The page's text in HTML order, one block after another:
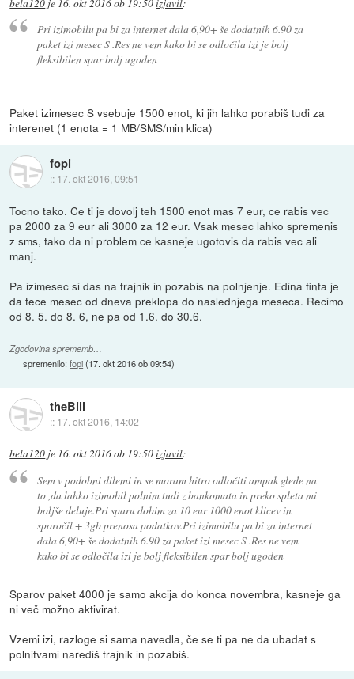
Pri izimobilu pa bi za internet dala 6,90+ še dodatnih 6.90 za
paket izi mesec S .Res ne vem kako bi se odločila izi je bolj
fleksibilen spar bolj ugoden
Paket izimesec S vsebuje 1500 enot, ki jih lahko porabiš tudi za
interenet (1 enota = 1 MB/SMS/min klica)
fopi
:: 17. okt 2016, 09:51
Tocno tako. Ce ti je dovolj teh 1500 enot mas 7 eur, ce rabis vec
pa 2000 za 9 eur ali 3000 za 12 eur. Vsak mesec lahko spremenis
z sms, tako da ni problem ce kasneje ugotovis da rabis vec ali
manj.
Pa izimesec si das na trajnik in pozabis na polnjenje. Edina finta je
da tece mesec od dneva preklopa do naslednjega meseca. Recimo
od 8. 5. do 8. 6, ne pa od 1.6. do 30.6.
Zgodovina sprememb…
spremenilo:fopi(17. okt 2016 ob 09:54)
theBill
:: 17. okt 2016, 14:02
bela120 je 16. okt 2016 ob 19:50izjavil:
Sem v podobni dilemi in se moram hitro odločiti ampak glede na
to ,da lahko izimobil polnim tudi z bankomata in preko spleta mi
boljše deluje.Pri sparu dobim za 10 eur 1000 enot klicev in
sporočil + 3gb prenosa podatkov.Pri izimobilu pa bi za internet
dala 6,90+ še dodatnih 6.90 za paket izi mesec S .Res ne vem
kako bi se odločila izi je bolj fleksibilen spar bolj ugoden
Sparov paket 4000 je samo akcija do konca novembra, kasneje ga
ni več možno aktivirat.
Vzemi izi, razloge si sama navedla, če se ti pa ne da ubadat s
polnitvami narediš trajnik in pozabiš.